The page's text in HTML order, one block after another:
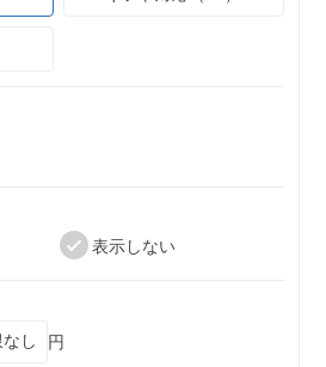
表示しない
円